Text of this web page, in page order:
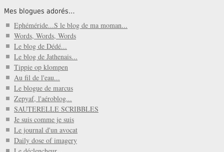
Mes blogues adorés…
Ephéméride...S le blog de ma moman...
Words, Words, Words
Le blog de Dédé...
Le blog de Jathenais...
Tippie op klompen
Au fil de l'eau...
Le blogue de marcus
Zepyaf, l'aéroblog...
SAUTERELLE SCRIBBLES
Je suis comme je suis
Le journal d'un avocat
Daily dose of imagery